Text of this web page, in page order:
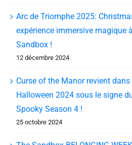
Arc de Triomphe 2025:
expérience immersive magique
Sandbox !
12 décembre 2024
Curse of the Manor revient dans
Halloween 2024 sous le signe
Spooky Season 4 !
25 octobre 2024